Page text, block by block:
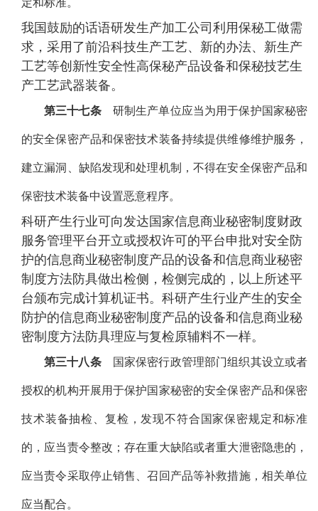
定和标准。
我国鼓励的话语研发生产加工公司利用保秘工做需
求，采用了前沿科技生产工艺、新的办法、新生产
工艺等创新性安全性高保秘产品设备和保秘技艺生
产工艺武器装备。
第三十七条研制生产单位应当为用于保护国家秘密
的安全保密产品和保密技术装备持续提供维修维护服务，
建立漏洞、缺陷发现和处理机制，不得在安全保密产品和
保密技术装备中设置恶意程序。
科研产生行业可向发达国家信息商业秘密制度财政
服务管理平台开立或授权许可的平台申批对安全防
护的信息商业秘密制度产品的设备和信息商业秘密
制度方法防具做出检侧，检侧完成的，以上所述平
台颁布完成计算机证书。科研产生行业产生的安全
防护的信息商业秘密制度产品的设备和信息商业秘
密制度方法防具理应与复检原辅料不一样。
第三十八条国家保密行政管理部门组织其设立或者
授权的机构开展用于保护国家秘密的安全保密产品和保密
技术装备抽检、复检，发现不符合国家保密规定和标准
的，应当责令整改；存在重大缺陷或者重大泄密隐患的，
应当责令采取停止销售、召回产品等补救措施，相关单位
应当配合。